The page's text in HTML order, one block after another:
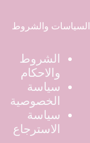
السياسات والشروط
الشروط
والاحكام
سياسة
الخصوصية
سياسة
الاسترجاع